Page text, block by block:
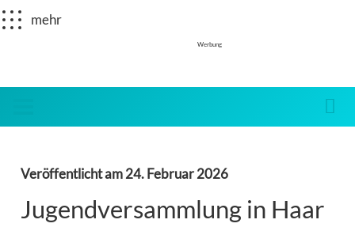
mehr
Werbung
Veröffentlicht am24. Februar 2026
Jugendversammlung in Haar